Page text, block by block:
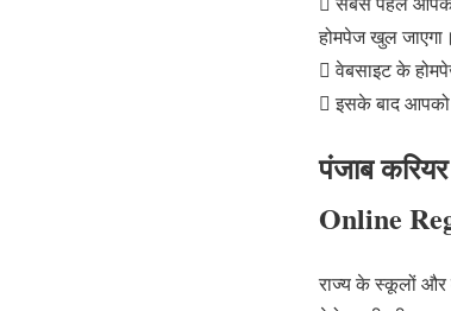
होमपेज खुल जाएगा।
 वेबसाइट के
 इसके बाद आपको
पंजाब
Online
राज्य के स्कूलों और